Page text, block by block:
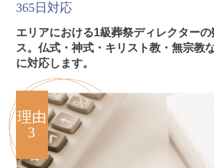
365日対応
エリアにおける1級葬祭ディレクター
ス。仏式・神式・キリスト教・無宗教
に対応します。
理由
3